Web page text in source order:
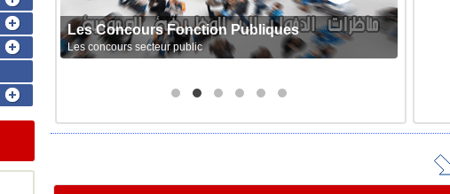
Les Concours Fonction Publiques
Les concours secteur public